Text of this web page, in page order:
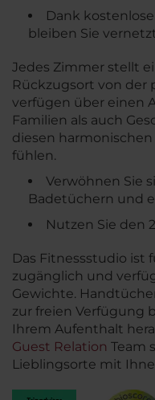
Dank
bleiben Sie
Jedes Zimmer stellt
Rückzugsort von der
verfügen über einen
Familien als auch
diesen
fühlen.
Verwöhnen Sie
Badetüchern und
Nutzen Sie den
Das Fitnessstudio ist
zugänglich und
Gewichte.
zur freien Verfügung
Ihrem Aufenthalt
Guest Relation Team
Lieblingsorte mit